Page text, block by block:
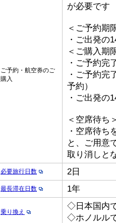
ご予約・航空券のご
購入
が必要です
＜ご予約期
・ご出発の
＜ご購入期
・ご予約完
・ご予約完
予約）
・ご出発の
＜空席待ち
・空席待ち
と、ご用意
取り消しと
必要旅行日数 2日
最長滞在日数 1年
乗り換え
◇日本国内
◇ホノルル